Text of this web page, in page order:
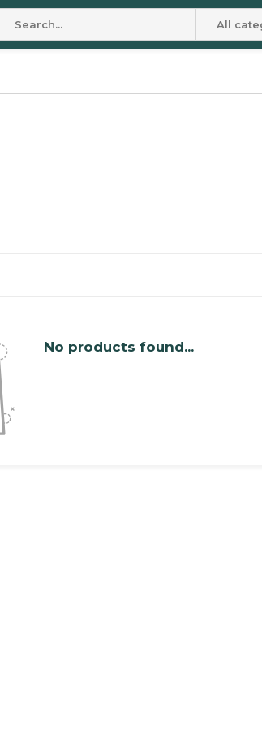
All
No products found...